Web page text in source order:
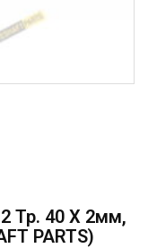
Тр. 40 X 2мм,
PARTS)